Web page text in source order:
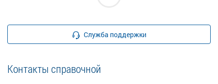
Служба поддержки
Контакты справочной